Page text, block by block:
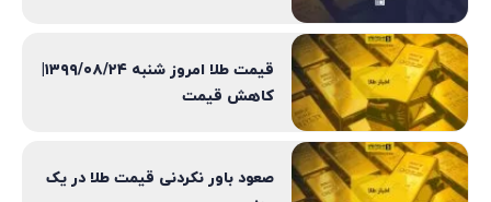
کاهش قیمت
صعود باور نکردنی قیمت طلا در یک